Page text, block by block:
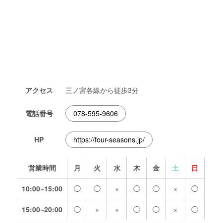
アクセス 三ノ宮各線から徒歩3分
電話番号 078-595-9606
HP https://four-seasons.jp/
営業時間 月 火 水 木 金 土 日
10:00~15:00 ◯ ◯ × ◯ ◯ × ◯
15:00~20:00 ◯ × × ◯ ◯ × ◯